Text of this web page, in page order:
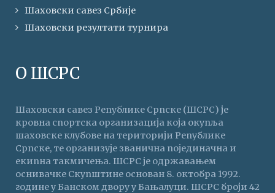
Шаховски савез Србије
Шаховски резултати турнира
О ШСРС
Шаховски савез Републике Српске (ШСРС) је
кровна спортска организација која окупља
шаховске клубове на територији Републике
Српске, те организује званична појединачна и
екипна такмичења. ШСРС је одржавањем
оснивачке Скупштине основан 8. октобра 1992.
године у Банском двору у Бањалуци. ШСРС броји 42